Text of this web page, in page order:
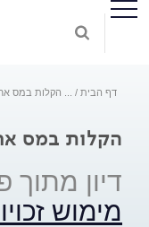
דף הבית הקלות במס
הקלות במס
דיון מתוך
מימוש